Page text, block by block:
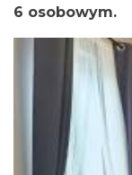
6 osobowym.